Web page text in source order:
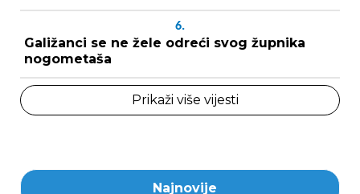
6.
Galižanci se ne žele odreći svog župnika
nogometaša
Prikaži više vijesti
Najnovije